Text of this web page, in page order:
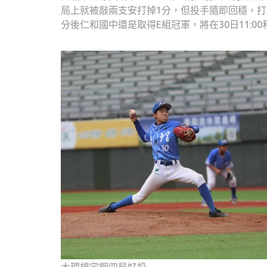
局上就被敲兩支安打掉1分，但投手隨即回穩，
分後仁和國中還是取得E組冠軍，將在30日11:00